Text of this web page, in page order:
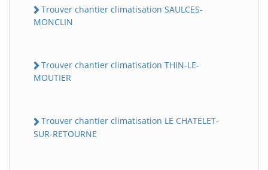
Trouver chantier climatisation SAULCES-
MONCLIN
Trouver chantier climatisation THIN-LE-
MOUTIER
Trouver chantier climatisation LE CHATELET-
SUR-RETOURNE